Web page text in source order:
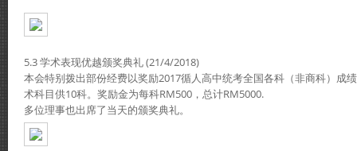
5.3 学术表现优越颁奖典礼 (21/4/2018)
本会特别拨出部份经费以奖励2017循人高中统考全国各科（非商科）成
术科目供10科。奖励金为每科RM500，总计RM5000.
多位理事也出席了当天的颁奖典礼。